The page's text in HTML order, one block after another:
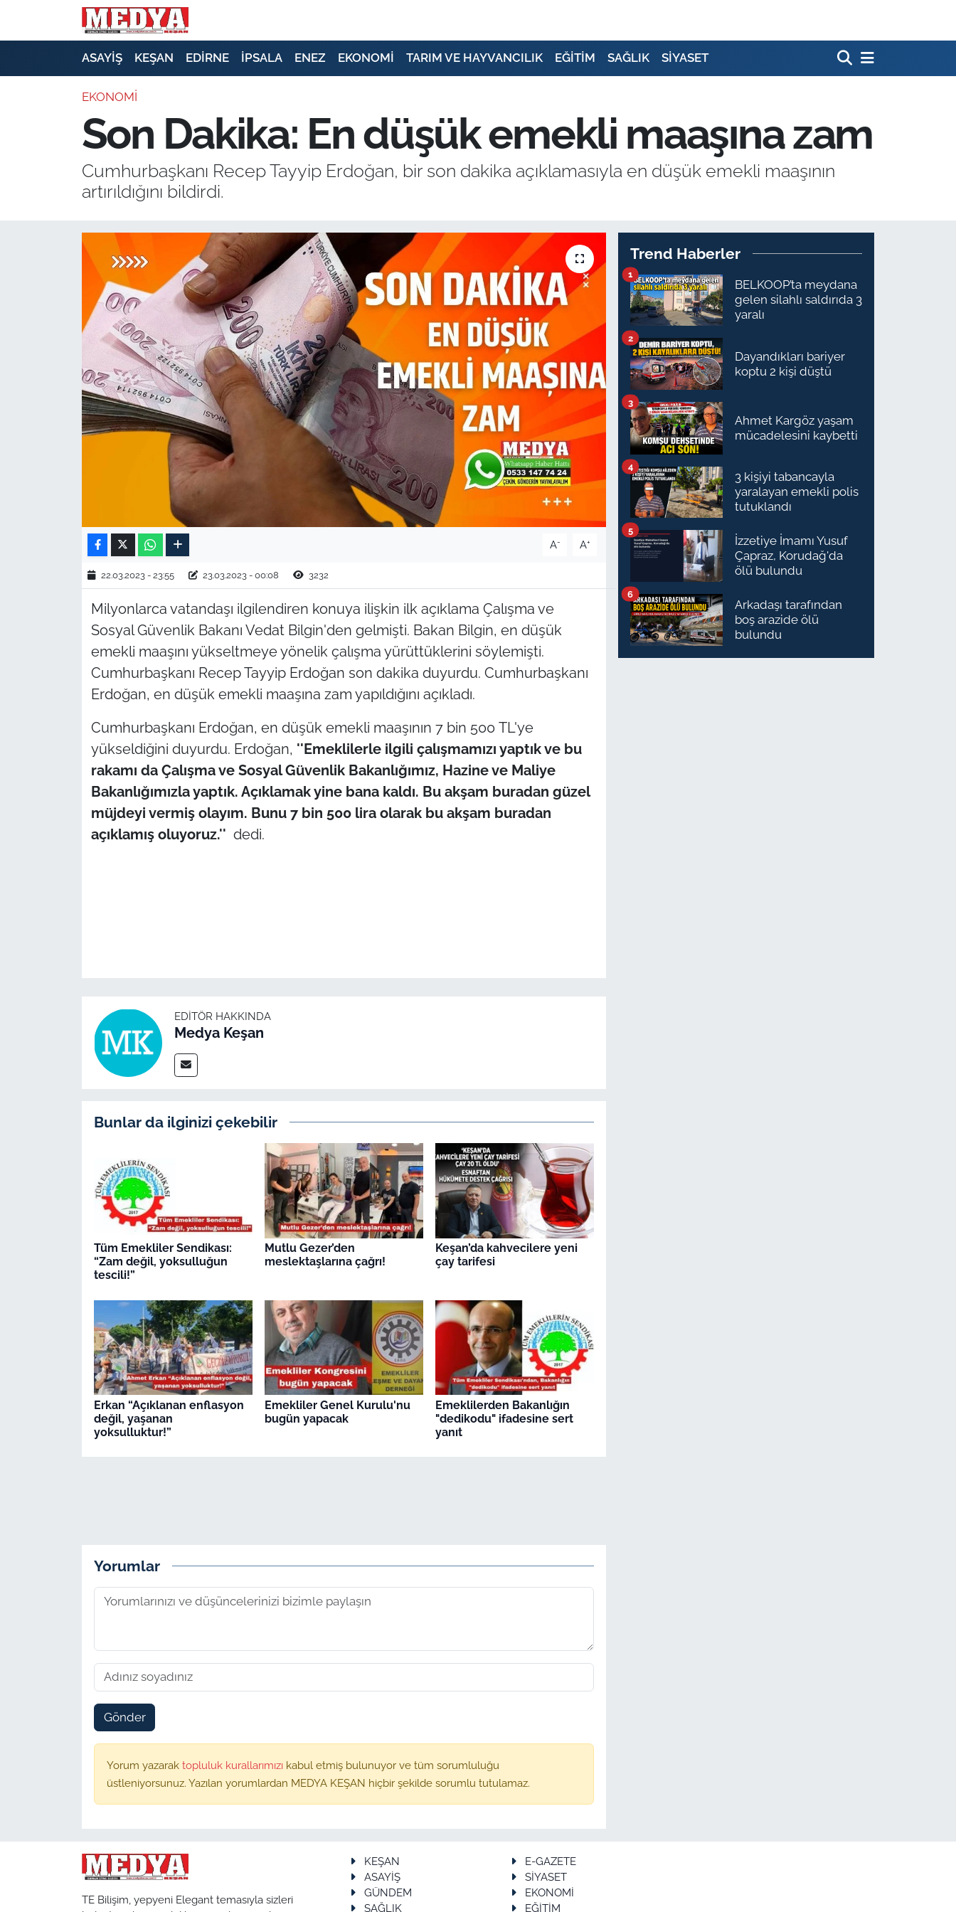
ASAYİŞ KEŞAN EDİRNE İPSALA ENEZ EKONOMİ TARIM VE HAYVANCILIK EĞİTİM SAĞLIK SİYASET
EKONOMİ
Son Dakika: En düşük emekli maaşına zam
Cumhurbaşkanı Recep Tayyip Erdoğan, bir son dakika açıklamasıyla en düşük emekli maaşının
artırıldığını bildirdi.
A- A+
22.03.2023 - 23:55 23.03.2023 - 00:08 3232
Milyonlarca vatandaşı ilgilendiren konuya ilişkin ilk açıklama Çalışma ve
Sosyal Güvenlik Bakanı Vedat Bilgin'den gelmişti. Bakan Bilgin, en düşük
emekli maaşını yükseltmeye yönelik çalışma yürüttüklerini söylemişti.
Cumhurbaşkanı Recep Tayyip Erdoğan son dakika duyurdu. Cumhurbaşkanı
Erdoğan, en düşük emekli maaşına zam yapıldığını açıkladı.
Cumhurbaşkanı Erdoğan, en düşük emekli maaşının 7 bin 500 TL'ye
yükseldiğini duyurdu. Erdoğan, ''Emeklilerle ilgili çalışmamızı yaptık ve bu
rakamı da Çalışma ve Sosyal Güvenlik Bakanlığımız, Hazine ve Maliye
Bakanlığımızla yaptık. Açıklamak yine bana kaldı. Bu akşam buradan güzel
müjdeyi vermiş olayım. Bunu 7 bin 500 lira olarak bu akşam buradan
açıklamış oluyoruz.'' dedi.
EDITÖR HAKKINDA
Medya Keşan
Bunlar da ilginizi çekebilir
Tüm Emekliler Sendikası:
“Zam değil, yoksulluğun
tescili!”
Mutlu Gezer’den
meslektaşlarına çağrı!
Keşan’da kahvecilere yeni
çay tarifesi
Erkan “Açıklanan enflasyon
değil, yaşanan
yoksulluktur!”
Emekliler Genel Kurulu'nu
bugün yapacak
Emeklilerden Bakanlığın
"dedikodu" ifadesine sert
yanıt
Yorumlar
Gönder
Yorum yazarak topluluk kurallarımızı kabul etmiş bulunuyor ve tüm sorumluluğu
üstleniyorsunuz. Yazılan yorumlardan MEDYA KEŞAN hiçbir şekilde sorumlu tutulamaz.
Trend Haberler
BELKOOP’ta meydana
gelen silahlı saldırıda 3
yaralı
1
Dayandıkları bariyer
koptu 2 kişi düştü
2
Ahmet Kargöz yaşam
mücadelesini kaybetti
3
3 kişiyi tabancayla
yaralayan emekli polis
tutuklandı
4
İzzetiye İmamı Yusuf
Çapraz, Korudağ'da
ölü bulundu
5
Arkadaşı tarafından
boş arazide ölü
bulundu
6
TE Bilişim, yepyeni Elegant temasıyla sizleri
KEŞAN
E-GAZETE
ASAYİŞ
SİYASET
GÜNDEM
EKONOMİ
SAĞLIK
EĞİTİM
E-GAZETE
SİYASET
GÜNDEM
EKONOMİ
TARIM VE HAYVANCILIK
KÜLTÜR SANAT
RESMİ İLAN
EDİRNE
ÇANAKKALE
TÜRKİYE
English News
Gündem-Eğitim